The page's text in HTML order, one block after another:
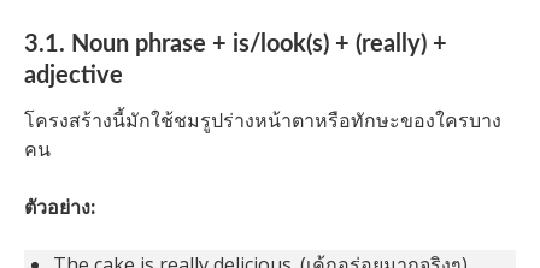
3.1. Noun phrase + is/look(s) + (really) +
adjective
โครงสร้างนี้มักใช้ชมรูปร่างหน้าตาหรือทักษะของใครบาง
คน
ตัวอย่าง: